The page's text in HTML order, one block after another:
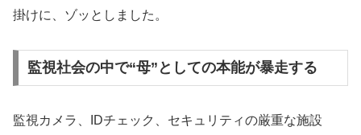
掛けに、ゾッとしました。
監視社会の中で“母”としての本能が暴走する
監視カメラ、IDチェック、セキュリティの厳重な施設